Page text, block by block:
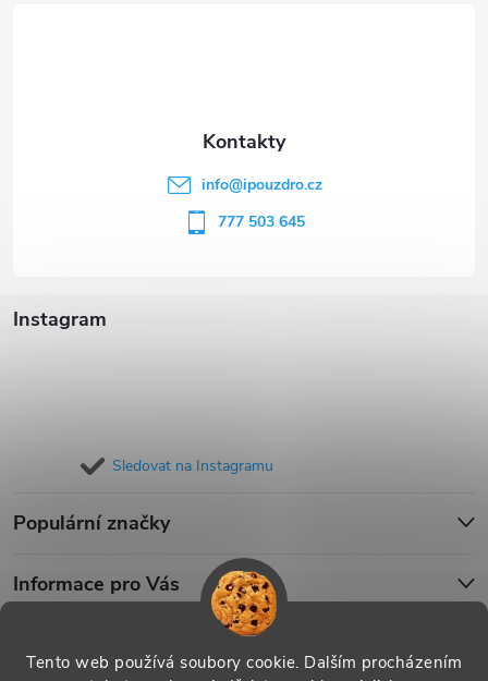
Tento web používá soubory cookie. Dalším procházením
Instagram
Sledovat na Instagramu
Populární značky
Informace pro Vás
info@ipouzdro.cz
777 503 645